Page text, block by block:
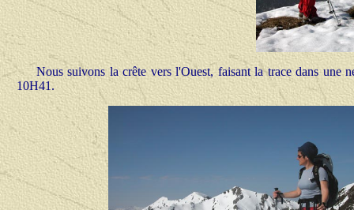
Nous suivons la crête vers l'Ouest, faisant la trace dans une
10H41.